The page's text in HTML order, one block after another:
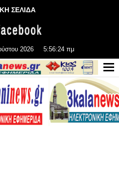
ΣΕΛΙΔΑ
2026 5:56:24 πμ